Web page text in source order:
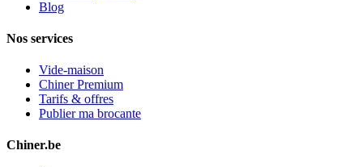
Blog
Nos services
Vide-maison
Chiner Premium
Tarifs & offres
Publier ma brocante
Chiner.be